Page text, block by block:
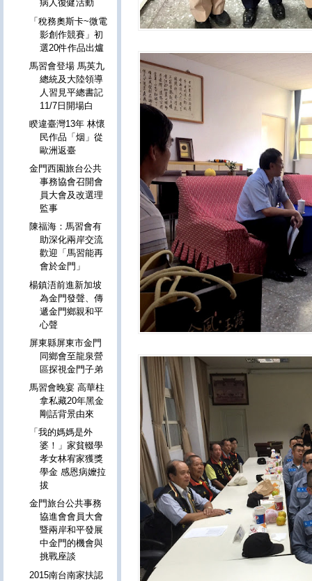
病人復健活動
「稅務奧斯卡~微電
影創作競賽」初
選20件作品出爐
馬習會登場 馬英九
總統及大陸領導
人習見平總書記
11/7日開場白
睽違臺灣13年 林懷
民作品「烟」從
歐洲返臺
金門西園旅台公共
事務協會召開會
員大會及改選理
監事
陳福海：馬習會有
助深化兩岸交流
歡迎「馬習能再
會於金門」
楊鎮浯前進新加坡
為金門發聲、傳
遞金門鄉親和平
心聲
屏東縣屏東市金門
同鄉會至龍泉營
區探視金門子弟
馬習會晚宴 高華柱
拿私藏20年黑金
剛話背景由來
「我的媽媽是外
婆！」家貧輟學
孝女林宥家獲獎
學金 感恩病嬤拉
拔
金門旅台公共事務
協進會會員大會
暨兩岸和平發展
中金門的機會與
挑戰座談
2015南台南家扶認